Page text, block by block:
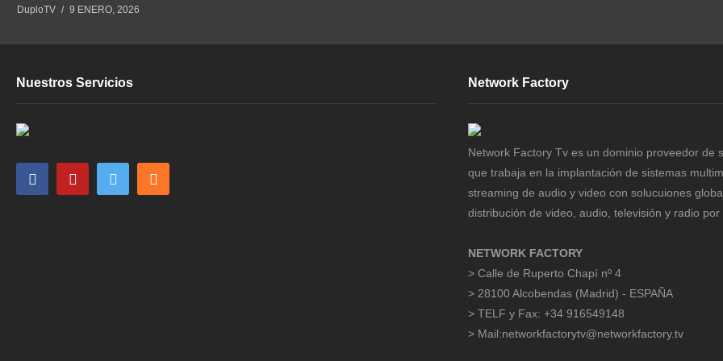
DuploTV 9 ENERO, 2026
Nuestros Servicios Network Factory
Network Factory Tv es un dominio proveedor de
que trabaja en la implantación de sistemas
streaming de audio y video con solucuiones
distribución de video, audio, televisión y radio por
NETWORK FACTORY
> Calle de Ruperto Chapí nº 4
> 28100 Alcobendas (Madrid) - ESPAÑA
> TELF y Fax: +34 916549148
> Mail:networkfactorytv@networkfactory.tv